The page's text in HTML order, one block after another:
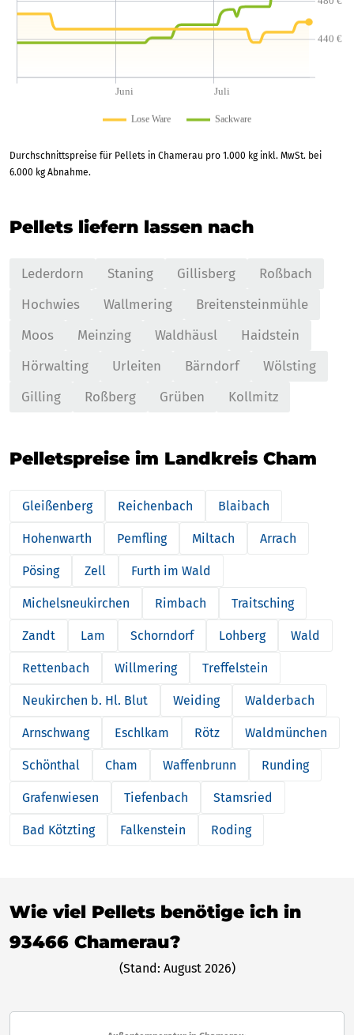
Durchschnittspreise für Pellets in Chamerau pro 1.000 kg inkl. MwSt. bei
6.000 kg Abnahme.
Pellets liefern lassen nach
Lederdorn Staning Gillisberg
Roßbach
Hochwies
Wallmering
Breitensteinmühle
Moos
Meinzing Waldhäusl
Haidstein
Hörwalting
Urleiten Bärndorf
Wölsting
Gilling
Roßberg Grüben Kollmitz
Pelletspreise im Landkreis Cham
Gleißenberg Reichenbach Blaibach
Hohenwarth Pemfling Miltach Arrach
Pösing Zell Furth im Wald
Michelsneukirchen Rimbach Traitsching
Zandt Lam Schorndorf Lohberg Wald
Rettenbach Willmering Treffelstein
Neukirchen b. Hl. Blut Weiding Walderbach
Arnschwang Eschlkam Rötz Waldmünchen
Schönthal Cham Waffenbrunn Runding
Grafenwiesen Tiefenbach Stamsried
Bad Kötzting Falkenstein Roding
Wie viel Pellets benötige ich in
93466 Chamerau?
(Stand: August 2026)